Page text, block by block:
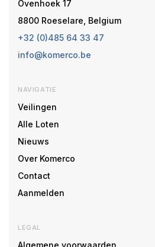
Ovenhoek 17
8800 Roeselare, Belgium
+32 (0)485 64 33 47
info@komerco.be
NAVIGATIE
Veilingen
Alle Loten
Nieuws
Over Komerco
Contact
Aanmelden
LEGAL
Algemene voorwaarden